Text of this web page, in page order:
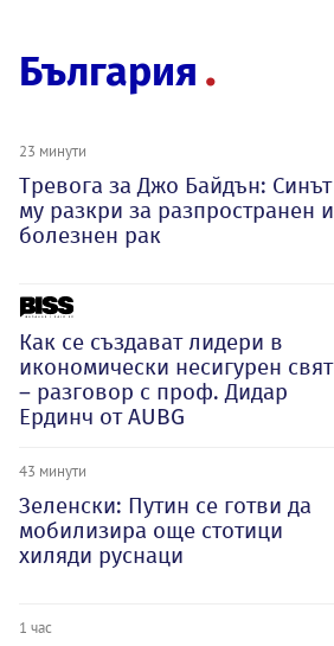
България
23 минути
Тревога за Джо Байдън: Синът
му разкри за разпространен и
болезнен рак
Как се създават лидери в
икономически несигурен свят
– разговор с проф. Дидар
Ердинч от AUBG
43 минути
Зеленски: Путин се готви да
мобилизира още стотици
хиляди руснаци
1 час